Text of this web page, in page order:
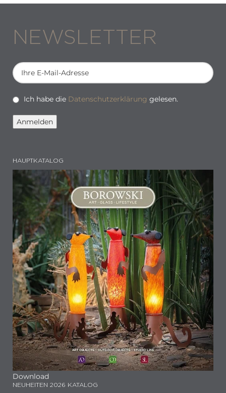
NEWSLETTER
Ich habe die Datenschutzerklärung gelesen.
HAUPTKATALOG
Download
NEUHEITEN 2026 KATALOG